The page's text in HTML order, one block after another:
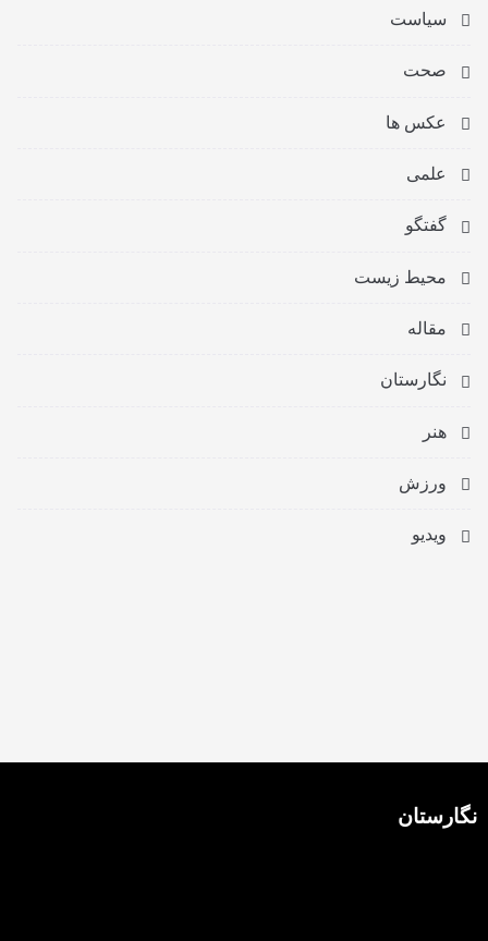
سیاست
صحت
عکس ها
علمی
گفتگو
محیط زیست
مقاله
نگارستان
هنر
ورزش
ویدیو
نگارستان